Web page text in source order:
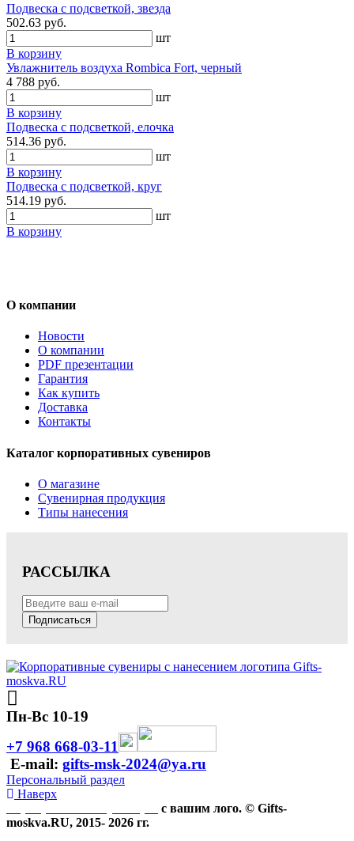
Подвеска с подсветкой, звезда
502.63 руб.
шт
В корзину
Увлажнитель воздуха Rombica Fort, черный
4 788 руб.
шт
В корзину
Подвеска с подсветкой, елочка
514.36 руб.
шт
В корзину
Подвеска с подсветкой, круг
514.19 руб.
шт
В корзину
О компании
Новости
О компании
PDF презентации
Гарантия
Как купить
Доставка
Контакты
Каталог корпоративных сувениров
О магазине
Сувенирная продукция
Типы нанесения
РАССЫЛКА
Подписаться
Пн-Вс 10-19
+7 968 668-03-11
E-mail: gifts-msk-2024@ya.ru
Персональный раздел
Наверх
с вашим лого. © Gifts-
moskva.RU, 2015- 2026 гг.